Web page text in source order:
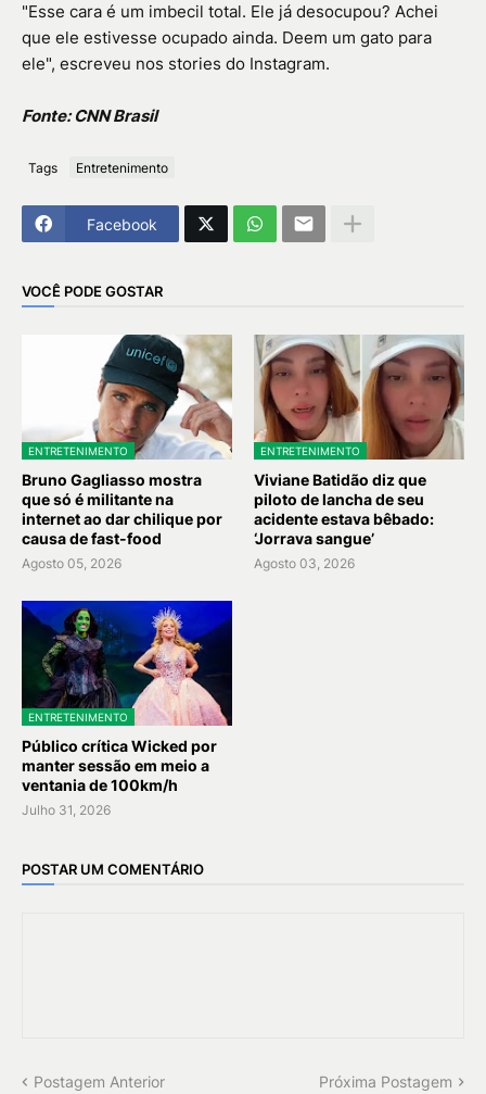
"Esse cara é um imbecil total. Ele já desocupou? Achei
que ele estivesse ocupado ainda. Deem um gato para
ele", escreveu nos stories do Instagram.
Fonte: CNN Brasil
Tags Entretenimento
Facebook
VOCÊ PODE GOSTAR
ENTRETENIMENTO
Bruno Gagliasso mostra
que só é militante na
internet ao dar chilique por
causa de fast-food
Agosto 05, 2026
ENTRETENIMENTO
Viviane Batidão diz que
piloto de lancha de seu
acidente estava bêbado:
‘Jorrava sangue’
Agosto 03, 2026
ENTRETENIMENTO
Público crítica Wicked por
manter sessão em meio a
ventania de 100km/h
Julho 31, 2026
POSTAR UM COMENTÁRIO
Postagem Anterior Próxima Postagem